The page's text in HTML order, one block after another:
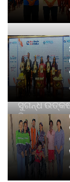
ସୁଗନ୍ଧ
ପିୟୋର୍‌
ନବସୃଜନ
ବାଉଁଶ ବିହୀନ କଠିନ ଧୂପ
ଦୀର୍ଘସ୍ଥାୟିତା ଏବଂ